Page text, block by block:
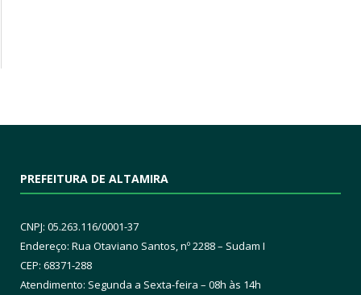
PREFEITURA DE ALTAMIRA
CNPJ: 05.263.116/0001-37
Endereço: Rua Otaviano Santos, nº 2288 – Sudam I
CEP: 68371-288
Atendimento: Segunda a Sexta-feira – 08h às 14h